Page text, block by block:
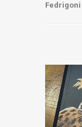
Fedrigoni